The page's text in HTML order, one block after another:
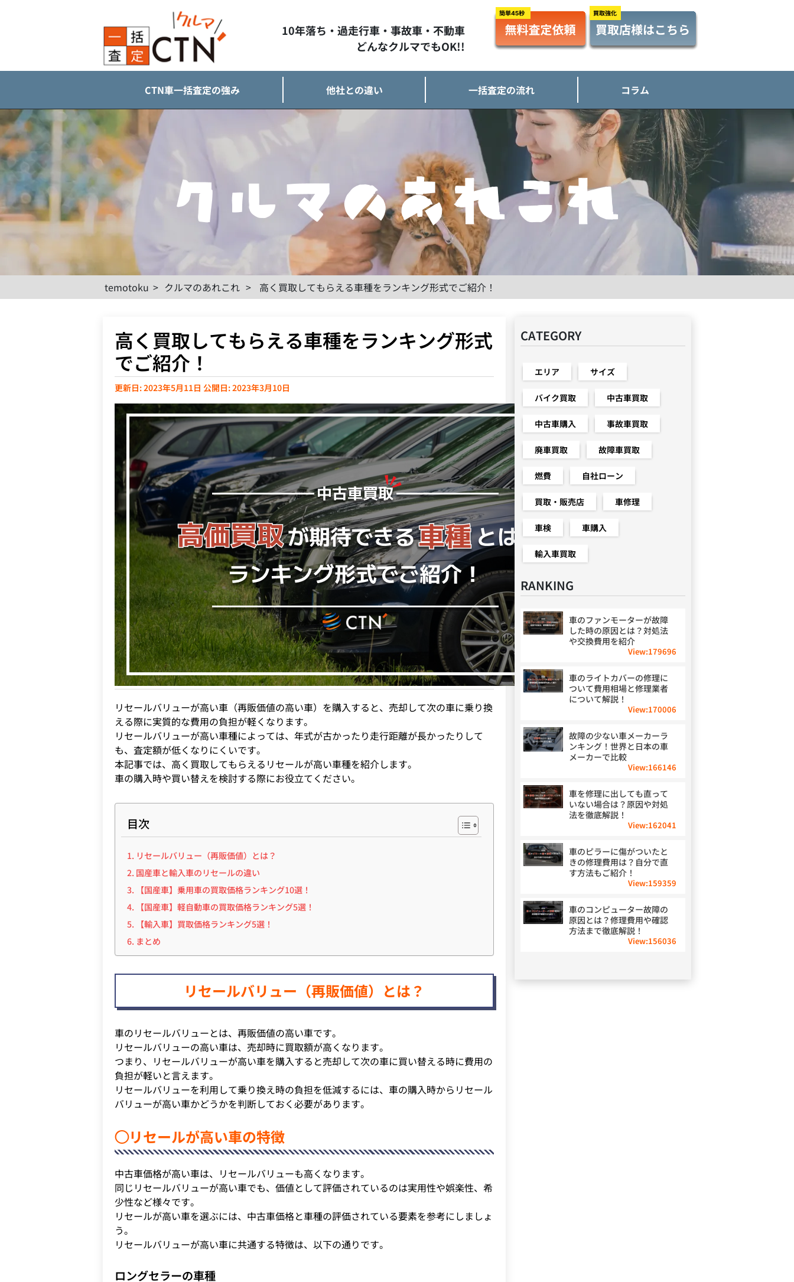
10年落ち・過走行車・事故車・不動車
どんなクルマでもOK!!
CTN車一括査定の強み 他社との違い 一括査定の流れ コラム
temotoku > クルマのあれこれ > 高く買取してもらえる車種をランキング形式でご紹介！
高く買取してもらえる車種をランキング形式
でご紹介！
更新日: 2023年5月11日 公開日: 2023年3月10日
リセールバリューが高い車（再販価値の高い車）を購入すると、売却して次の車に乗り換
える際に実質的な費用の負担が軽くなります。
リセールバリューが高い車種によっては、年式が古かったり走行距離が長かったりして
も、査定額が低くなりにくいです。
本記事では、高く買取してもらえるリセールが高い車種を紹介します。
車の購入時や買い替えを検討する際にお役立てください。
目次
リセールバリュー（再販価値）とは？
国産車と輸入車のリセールの違い
【国産車】乗用車の買取価格ランキング10選！
【国産車】軽自動車の買取価格ランキング5選！
【輸入車】買取価格ランキング5選！
まとめ
リセールバリュー（再販価値）とは？
車のリセールバリューとは、再販価値の高い車です。
リセールバリューの高い車は、売却時に買取額が高くなります。
つまり、リセールバリューが高い車を購入すると売却して次の車に買い替える時に費用の
負担が軽いと言えます。
リセールバリューを利用して乗り換え時の負担を低減するには、車の購入時からリセール
バリューが高い車かどうかを判断しておく必要があります。
◯リセールが高い車の特徴
中古車価格が高い車は、リセールバリューも高くなります。
同じリセールバリューが高い車でも、価値として評価されているのは実用性や娯楽性、希
少性など様々です。
リセールが高い車を選ぶには、中古車価格と車種の評価されている要素を参考にしましょ
う。
リセールバリューが高い車に共通する特徴は、以下の通りです。
ロングセラーの車種
CATEGORY
エリア サイズ
バイク買取 中古車買取
中古車購入 事故車買取
廃車買取 故障車買取
燃費 自社ローン
買取・販売店 車修理
車検 車購入
輸入車買取
RANKING
車のファンモーターが故障
した時の原因とは？対処法
や交換費用を紹介
View:179696
車のライトカバーの修理に
ついて費用相場と修理業者
について解説！
View:170006
故障の少ない車メーカーラ
ンキング！世界と日本の車
メーカーで比較
View:166146
車を修理に出しても直って
いない場合は？原因や対処
法を徹底解説！
View:162041
車のピラーに傷がついたと
きの修理費用は？自分で直
す方法もご紹介！
View:159359
車のコンピューター故障の
原因とは？修理費用や確認
方法まで徹底解説！
View:156036